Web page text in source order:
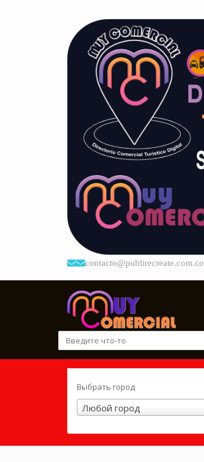
contacto@publirecreate.com.co
Выбрать город
Любой город